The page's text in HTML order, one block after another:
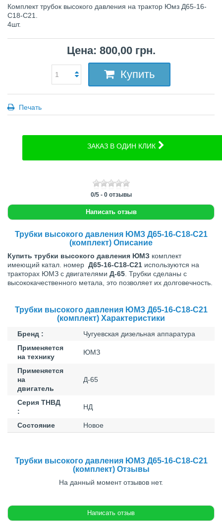
Комплект трубок высокого давления на трактор Юмз Д65-16-
С18-С21.
4шт.
Цена: 800,00 грн.
Купить
Печать
ЗАКАЗ В ОДИН КЛИК
0/5- 0отзывы
Написать отзыв
Трубки высокого давления ЮМЗ Д65-16-С18-С21
(комплект) Описание
Купить трубки высокого давления ЮМЗ комплект
имеющий катал. номер Д65-16-С18-С21 используются на
тракторах ЮМЗ с двигателями Д-65 . Трубки сделаны с
высококачественного метала, это позволяет их долговечность.
Трубки высокого давления ЮМЗ Д65-16-С18-С21
(комплект) Характеристики
Бренд :
Чугуевская дизельная аппаратура
Применяется
на технику
ЮМЗ
Применяется
на
двигатель
Д-65
Серия ТНВД
:
НД
Состояние Новое
Трубки высокого давления ЮМЗ Д65-16-С18-С21
(комплект) Отзывы
На данный момент отзывов нет.